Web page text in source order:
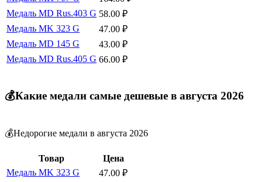
Медаль MD Rus.403 G 58.00 ₽
Медаль MK 323 G
47.00 ₽
Медаль MD 145 G
43.00 ₽
Медаль MD Rus.405 G 66.00 ₽
💰Какие медали самые дешевые в августа 2026
💰Недорогие медали в августа 2026
Товар
Цена
Медаль MK 323 G
47.00 ₽